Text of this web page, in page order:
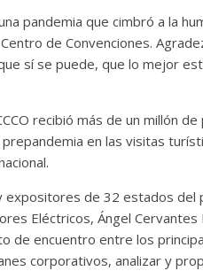
pandemia que cimbró a la
de Convenciones.
sí se puede, que lo mejor
recibió más de un millón
en las visitas
expositores de 32 estados del
Eléctricos, Ángel Cervantes
de encuentro entre los
corporativos, analizar y